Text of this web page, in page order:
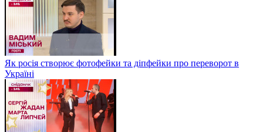
Як росія створює фотофейки та діпфейки про переворот в
Україні